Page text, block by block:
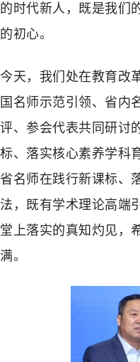
的时代新人，既是我们
的初心。
今天，我们处在教育改
国名师示范引领、省内
评、参会代表共同研讨
标、落实核心素养学科
省名师在践行新课标、
法，既有学术理论高端
堂上落实的真知灼见，
满。